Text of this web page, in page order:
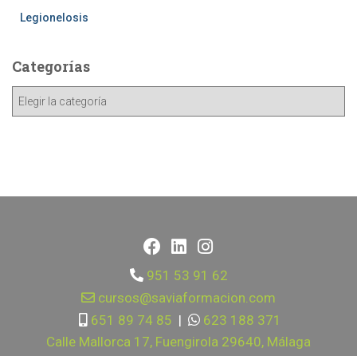
Legionelosis
Categorías
951 53 91 62
cursos@saviaformacion.com
651 89 74 85 |
623 188 371
Calle Mallorca 17, Fuengirola 29640, Málaga